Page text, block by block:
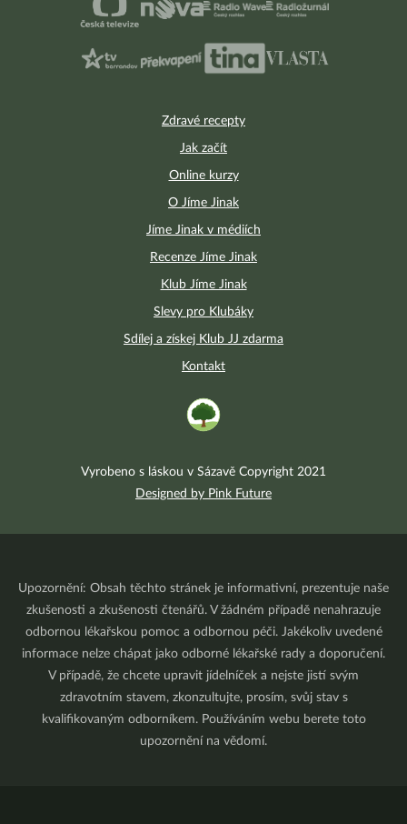
Zdravé recepty
Jak začít
Online kurzy
O Jíme Jinak
Jíme Jinak v médiích
Recenze Jíme Jinak
Klub Jíme Jinak
Slevy pro Klubáky
Sdílej a získej Klub JJ zdarma
Kontakt
Vyrobeno s láskou v Sázavě Copyright 2021
Designed by Pink Future
Upozornění: Obsah těchto stránek je informativní, prezentuje naše
zkušenosti a zkušenosti čtenářů. V žádném případě nenahrazuje
odbornou lékařskou pomoc a odbornou péči. Jakékoliv uvedené
informace nelze chápat jako odborné lékařské rady a doporučení.
V případě, že chcete upravit jídelníček a nejste jistí svým
zdravotním stavem, zkonzultujte, prosím, svůj stav s
kvalifikovaným odborníkem. Používáním webu berete toto
upozornění na vědomí.